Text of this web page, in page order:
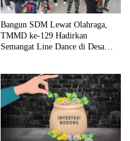
Bangun SDM Lewat Olahraga,
TMMD ke-129 Hadirkan
Semangat Line Dance di Desa